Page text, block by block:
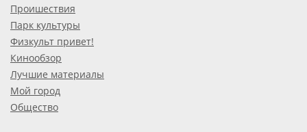
Проишествия
Парк культуры
Физкульт привет!
Кинообзор
Лучшие материалы
Мой город
Общество